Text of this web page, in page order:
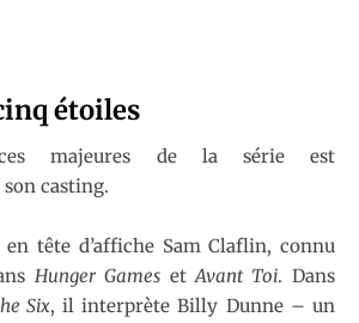
étoiles
majeures de la série est
casting.
tête d’affiche Sam Claflin, connu
Hunger GamesetAvant Toi. Dans
Six, il interprète Billy Dunne – un